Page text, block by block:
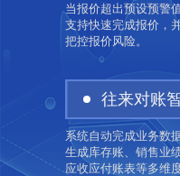
当报价超出预设预警
支持快速完成报价，
把控报价风险。
往来对账
系统自动完成业务数
生成库存账、销售业
应收应付账表等多维